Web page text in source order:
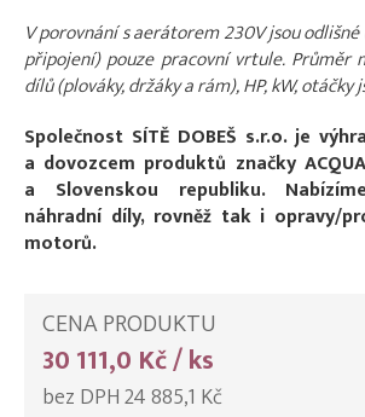
V porovnání s aerátorem 230V jsou
připojení) pouze pracovní vrtule. Průměr
dílů (plováky, držáky a rám), HP, kW,
Společnost SÍTĚ DOBEŠ s.r.o. je
a dovozcem produktů značky
a Slovenskou republiku.
náhradní díly, rovněž tak i opravy/
motorů.
CENA PRODUKTU
30 111,0 Kč / ks
bez DPH 24 885,1 Kč